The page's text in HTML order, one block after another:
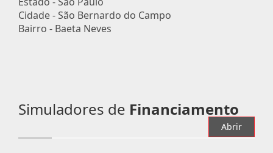
Cidade -São Bernardo do Campo
Bairro - Baeta Neves
Simuladores de Financiamento
Abrir